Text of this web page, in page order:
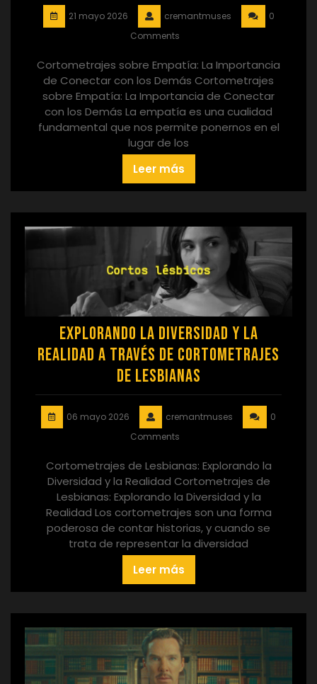
21 mayo 2026 cremantmuses
0
Comments
Cortometrajes sobre Empatía: La Importancia
de Conectar con los Demás Cortometrajes
sobre Empatía: La Importancia de Conectar
con los Demás La empatía es una cualidad
fundamental que nos permite ponernos en el
lugar de los
Leer más
Explorando la diversidad y la
realidad a través de cortometrajes
de lesbianas
06 mayo 2026 cremantmuses
0
Comments
Cortometrajes de Lesbianas: Explorando la
Diversidad y la Realidad Cortometrajes de
Lesbianas: Explorando la Diversidad y la
Realidad Los cortometrajes son una forma
poderosa de contar historias, y cuando se
trata de representar la diversidad
Leer más